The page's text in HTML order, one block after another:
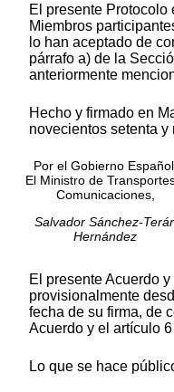
El presente Protocolo
Miembros
lo han aceptado de
párrafo a) de la
anteriormente
Hecho y firmado en
novecientos setenta y
Por el Gobierno
El Ministro de
Comunicaciones,
Salvador Sánchez-
Hernández
El presente Acuerdo
provisionalmente
fecha de su firma, de
Acuerdo y el artículo
Lo que se hace